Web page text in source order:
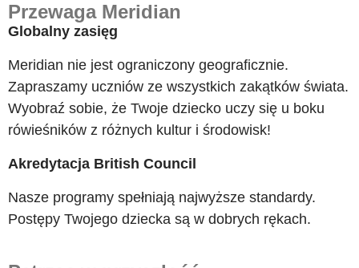
Przewaga Meridian
Globalny zasięg
Meridian nie jest ograniczony geograficznie.
Zapraszamy uczniów ze wszystkich zakątków świata.
Wyobraź sobie, że Twoje dziecko uczy się u boku
rówieśników z różnych kultur i środowisk!
Akredytacja British Council
Nasze programy spełniają najwyższe standardy.
Postępy Twojego dziecka są w dobrych rękach.